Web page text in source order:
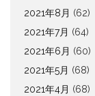
2021年8月 (62)
2021年7月 (64)
2021年6月 (60)
2021年5月 (68)
2021年4月 (68)